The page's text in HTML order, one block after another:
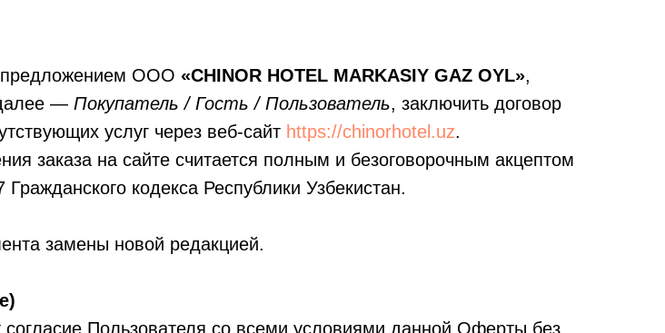
предложением ООО «CHINOR HOTEL MARKASIY GAZ OYL»,
— Покупатель / Гость / Пользователь, заключить договор
услуг через веб-сайт https://chinorhotel.uz.
заказа на сайте считается полным и безоговорочным акцептом
кодекса Республики Узбекистан.
замены новой редакцией.
согласие Пользователя со всеми условиями данной Оферты без